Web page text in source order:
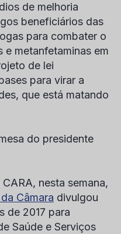
de melhoria
beneficiários das
para combater o
metanfetaminas em
de lei
para virar a
que está matando
do presidente
nesta semana,
Câmara divulgou
de 2017 para
Saúde e Serviços